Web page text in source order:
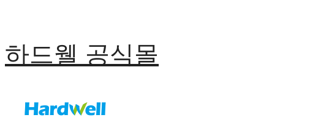
하드웰 공식몰